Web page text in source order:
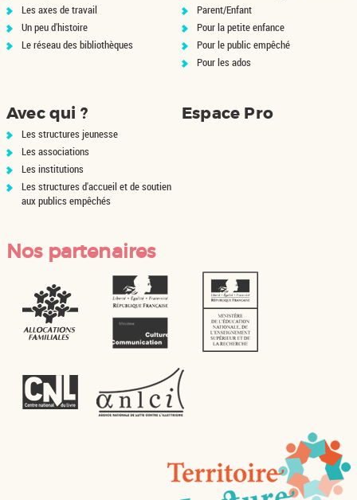
Les axes de travail
Un peu d'histoire
Le réseau des bibliothèques
Parent/Enfant
Pour la petite enfance
Pour le public empêché
Pour les ados
Avec qui ?
Les structures jeunesse
Les associations
Les institutions
Les structures d'accueil et de soutien
aux publics empêchés
Espace Pro
Nos partenaires